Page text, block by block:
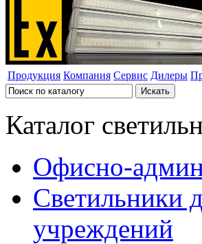
Продукция Компания Сервис Дилеры
Каталог
Офисно-
Светильники
учреждений